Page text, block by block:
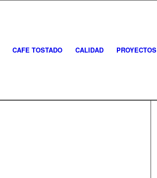
CAFE TOSTADO CALIDAD PROYECTOS